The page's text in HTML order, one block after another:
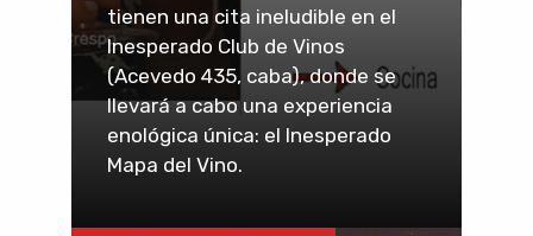
tienen una cita ineludible en el
Inesperado Club de Vinos
(Acevedo 435, caba), donde se
llevará a cabo una experiencia
enológica única: el Inesperado
Mapa del Vino.